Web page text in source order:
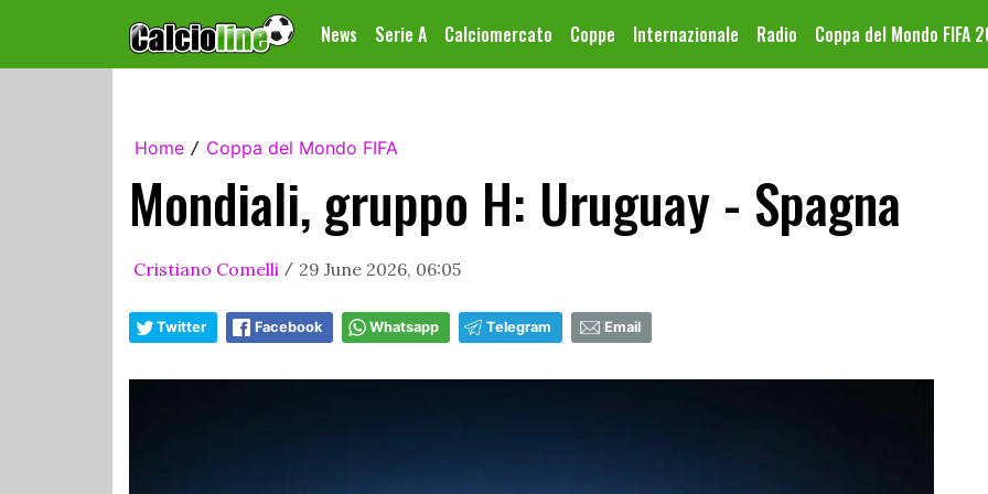
News Serie A Calciomercato Coppe Internazionale Radio Coppa del Mondo FIFA
Home / Coppa del Mondo FIFA
Mondiali, gruppo H: Uruguay - Spagna
Cristiano Comelli / 29 June 2026, 06:05
Twitter Facebook Whatsapp Telegram Email